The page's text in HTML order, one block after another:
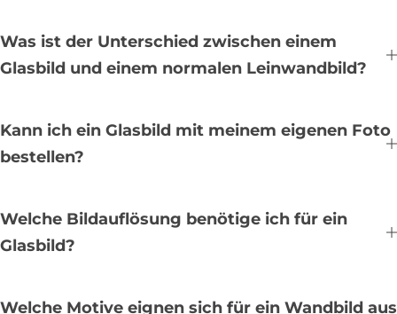
Was ist der Unterschied zwischen einem
Glasbild und einem normalen Leinwandbild?
Kann ich ein Glasbild mit meinem eigenen Foto
bestellen?
Welche Bildauflösung benötige ich für ein
Glasbild?
Welche Motive eignen sich für ein Wandbild aus